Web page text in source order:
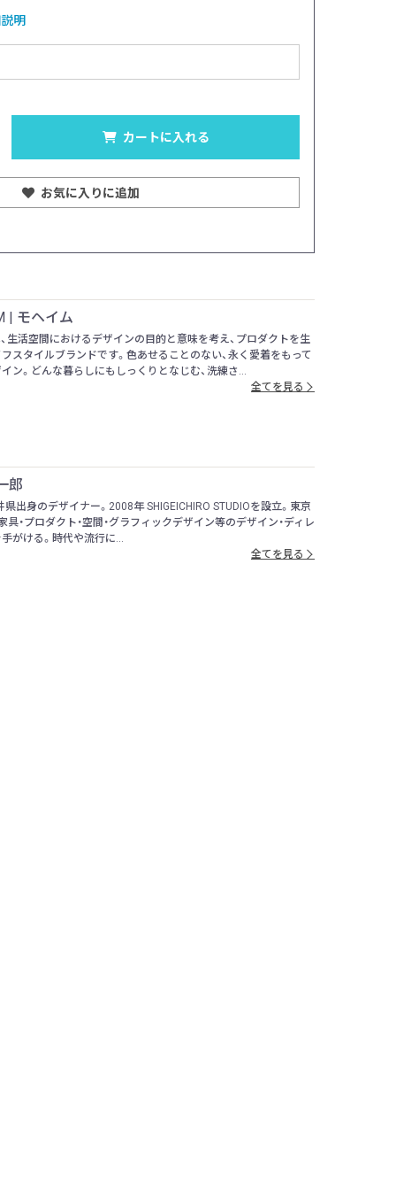
明
カートに入れる
お気に入りに追加
| モヘイム
生活空間におけるデザインの目的と意味を考え、プロダクトを生
スタイルブランドです。色あせることのない、永く愛着をもって
ン。どんな暮らしにもしっくりとなじむ、洗練さ...
全てを見る
郎
出身のデザイナー。2008年 SHIGEICHIRO STUDIOを設立。東京
具・プロダクト・空間・グラフィックデザイン等のデザイン・ディレ
がける。時代や流行に...
全てを見る